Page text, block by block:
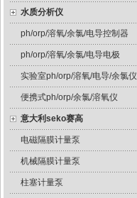
水质分析仪
ph/orp/溶氧/余氯/电导控制器
ph/orp/溶氧/余氯/电导电极
实验室ph/orp/溶氧/电导/余氯仪
便携式ph/orp/余氯/溶氧仪
意大利seko赛高
电磁隔膜计量泵
机械隔膜计量泵
柱塞计量泵